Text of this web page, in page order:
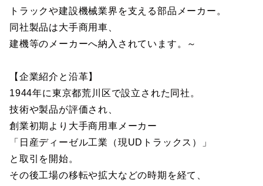
トラックや建設機械業界を支える部品メーカー。
同社製品は大手商用車、
建機等のメーカーへ納入されています。～
【企業紹介と沿革】
1944年に東京都荒川区で設立された同社。
技術や製品が評価され、
創業初期より大手商用車メーカー
「日産ディーゼル工業（現UDトラックス）」
と取引を開始。
その後工場の移転や拡大などの時期を経て、